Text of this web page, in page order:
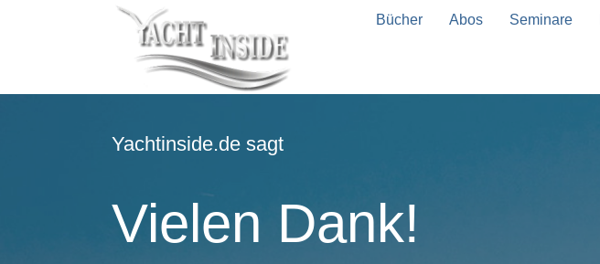
Bücher Abos Seminare
Yachtinside.de sagt
Vielen Dank!